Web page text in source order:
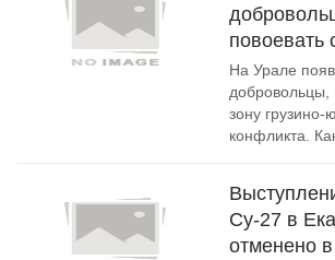
повоевать
На Урале
добровольцы,
зону грузино-
конфликта.
Су-27 в
отменено